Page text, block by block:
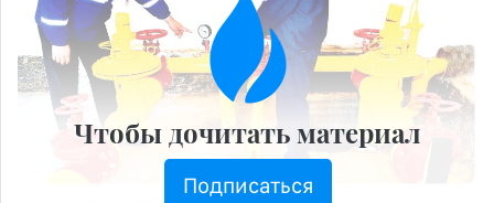
Чтобы дочитать материал
Подписаться